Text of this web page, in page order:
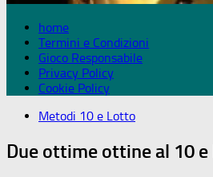
home
Termini e Condizioni
Gioco Responsabile
Privacy Policy
Cookie Policy
Metodi 10 e Lotto
Due ottime ottine al 10